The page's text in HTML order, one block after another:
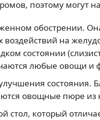
поэтому могут
обострении.
воздействий на
состоянии
любые овощи и
состояния.
овощные пюре
стол, который